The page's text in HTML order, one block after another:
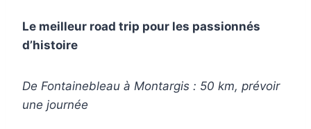
Le meilleur road trip pour les passionnés
d’histoire
De Fontainebleau à Montargis : 50 km, prévoir
une journée